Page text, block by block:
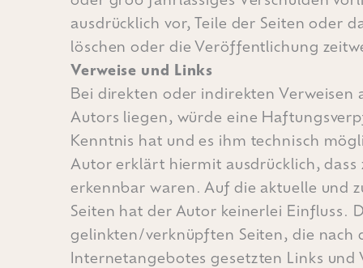
ausdrücklich vor, Teile der Seiten oder
löschen oder die Veröffentlichung
Verweise und Links
Bei direkten oder indirekten Verweisen
Autors liegen, würde eine
Kenntnis hat und es ihm technisch
Autor erklärt hiermit ausdrücklich,
erkennbar waren. Auf die aktuelle und
Seiten hat der Autor keinerlei Einfluss.
gelinkten/verknüpften Seiten, die nach
Internetangebotes gesetzten Links